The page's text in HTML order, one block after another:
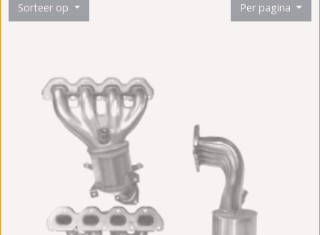
Sorteer op Per pagina